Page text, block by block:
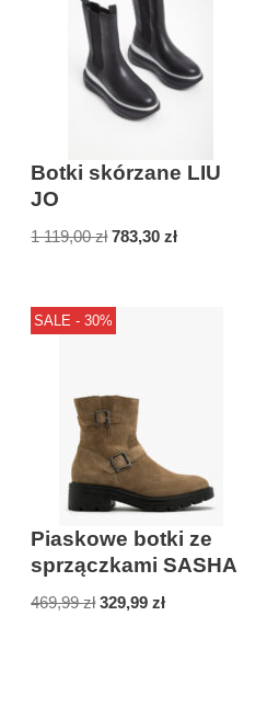
Botki skórzane LIU
JO
1 119,00zł 783,30zł
SALE - 30%
Piaskowe botki ze
sprzączkami SASHA
469,99zł 329,99zł